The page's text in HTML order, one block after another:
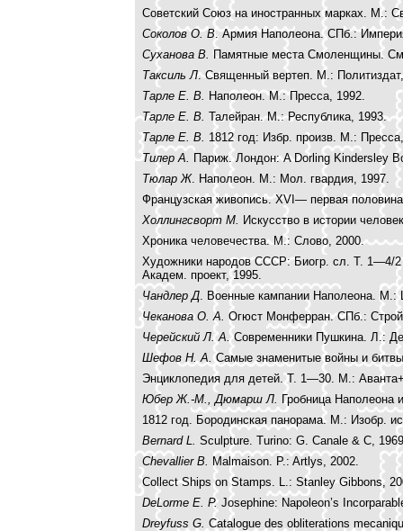
Советский Союз на иностранных марках. М.:
Соколов О. В. Армия Наполеона. СПб.:
Суханова В. Памятные места Смоленщины.
Таксиль Л. Священный вертеп. М.:
Тарле Е. В. Наполеон. М.: Пресса, 1992.
Тарле Е. В. Талейран. М.: Республика, 1993.
Тарле Е. В. 1812 год: Избр. произв. М.:
Тилер А. Париж. Лондон: A Dorling Kindersley
Тюлар Ж. Наполеон. М.: Мол. гвардия, 1997.
Французская живопись. XVI— первая
Холлингсворт М. Искусство в истории
Хроника человечества. М.: Слово, 2000.
Художники народов СССР: Биогр. сл. Т. 1—4/
Академ. проект, 1995.
Чандлер Д. Военные кампании Наполеона. М.:
Чеканова О. А. Огюст Монферран. СПб.:
Черейский Л. А.Современники Пушкина. Л.:
Шефов Н. А.Самые знаменитые войны и
Энциклопедия для детей. Т. 1—30. М.:
Юбер Ж.-М., Дюмарш Л. Гробница Наполеона
1812 год. Бородинская панорама. М.: Изобр.
Bernard L. Sculpture. Turino: G. Canale & C,
Chevallier B. Malmaison. P.: Artlys, 2002.
Collect Ships on Stamps. L.: Stanley Gibbons,
DeLorme E. P. Josephine: Napoleon’s
Dreyfuss G. Catalogue des obliterations